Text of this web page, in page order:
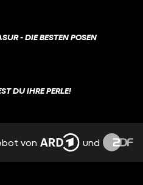
- DIE BESTEN POSEN
DU IHRE PERLE!
RIECHT DEINE VV!
von und